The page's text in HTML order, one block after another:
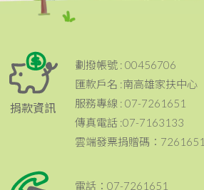
捐款資訊
劃撥帳號 : 00456706
匯款戶名 :南高雄家扶中心
服務專線 : 07-7261651
傳真電話 :07-7163133
雲端發票捐贈碼：7261651
電話：07-7261651